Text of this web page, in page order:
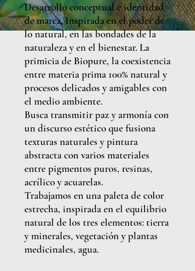
Desarrollo conceptual e identidad
de marca. Inspirada en el poder de
lo natural, en las bondades de la
naturaleza y en el bienestar. La
primicia de Biopure, la coexistencia
entre materia prima 100% natural y
procesos delicados y amigables con
el medio ambiente.
Busca transmitir paz y armonía con
un discurso estético que fusiona
texturas naturales y pintura
abstracta con varios materiales
entre pigmentos puros, resinas,
acrílico y acuarelas.
Trabajamos en una paleta de color
estrecha, inspirada en el equilibrio
natural de los tres elementos: tierra
y minerales, vegetación y plantas
medicinales, agua.